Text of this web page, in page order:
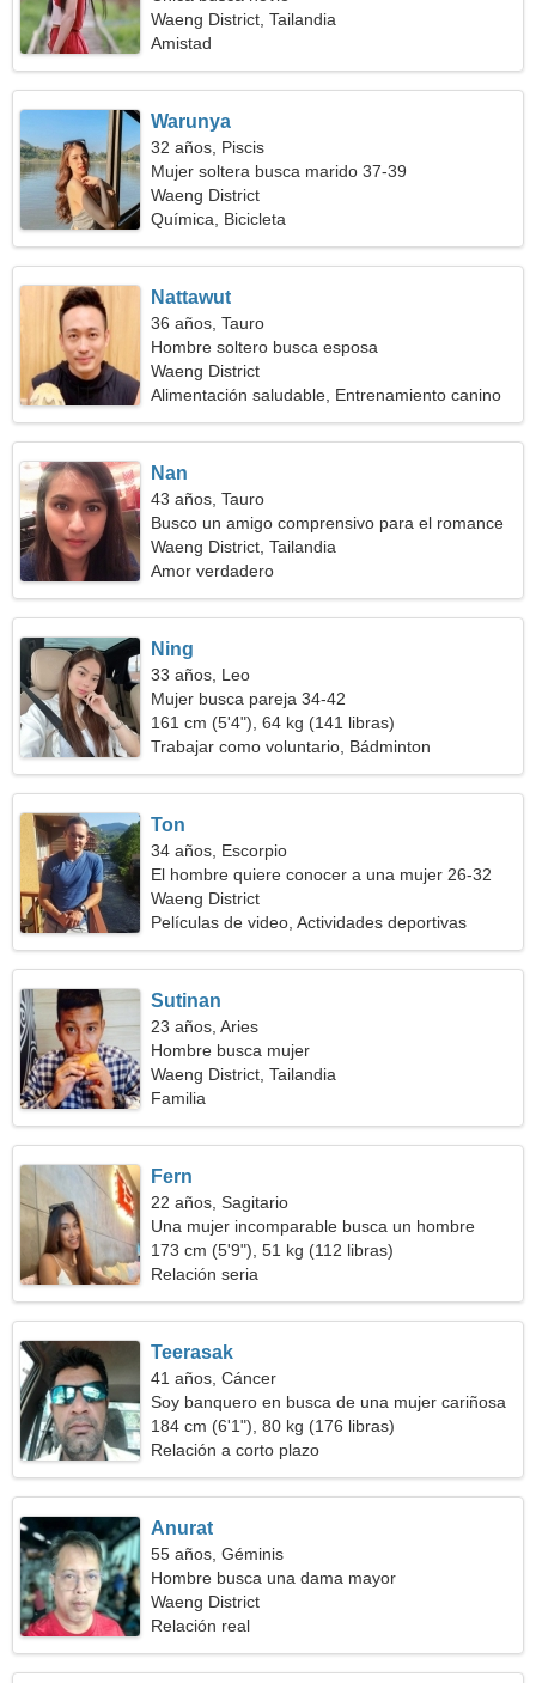
Waeng District, Tailandia
Amistad
Warunya
32 años, Piscis
Mujer soltera busca marido 37-39
Waeng District
Química, Bicicleta
Nattawut
36 años, Tauro
Hombre soltero busca esposa
Waeng District
Alimentación saludable, Entrenamiento canino
Nan
43 años, Tauro
Busco un amigo comprensivo para el romance
Waeng District, Tailandia
Amor verdadero
Ning
33 años, Leo
Mujer busca pareja 34-42
161 cm (5'4"), 64 kg (141 libras)
Trabajar como voluntario, Bádminton
Ton
34 años, Escorpio
El hombre quiere conocer a una mujer 26-32
Waeng District
Películas de video, Actividades deportivas
Sutinan
23 años, Aries
Hombre busca mujer
Waeng District, Tailandia
Familia
Fern
22 años, Sagitario
Una mujer incomparable busca un hombre
173 cm (5'9"), 51 kg (112 libras)
Relación seria
Teerasak
41 años, Cáncer
Soy banquero en busca de una mujer cariñosa
184 cm (6'1"), 80 kg (176 libras)
Relación a corto plazo
Anurat
55 años, Géminis
Hombre busca una dama mayor
Waeng District
Relación real